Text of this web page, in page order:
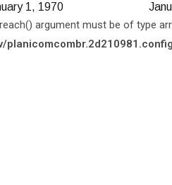
1, 1970
argument must be of type